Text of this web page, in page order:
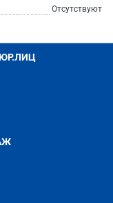
Отсутствуют